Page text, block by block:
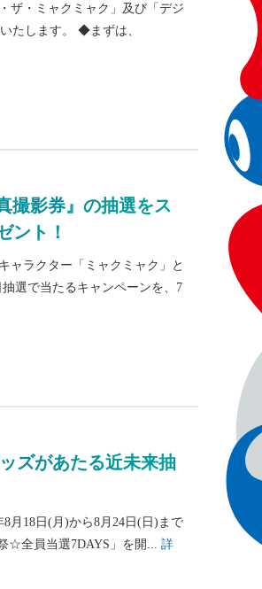
ザ・ミャクミャク」及び「デジ
たします。 ◆まずは、
撮影券』の抽選をス
ント！
ャラクター「ミャクミャク」と
選で当たるキャンペーンを、7
ズがあたる近未来抽
月18日(月)から8月24日(日)まで
☆全員当選7DAYS」を開... 詳